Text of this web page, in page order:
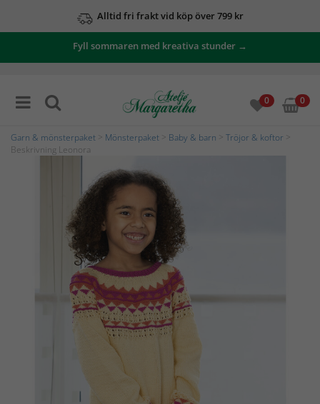
Alltid fri frakt vid köp över 799 kr
Fyll sommaren med kreativa stunder →
0 0
Garn & mönsterpaket Mönsterpaket Baby & barn Tröjor & koftor
Beskrivning Leonora